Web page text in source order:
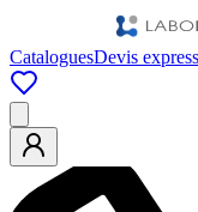
CataloguesDevis express